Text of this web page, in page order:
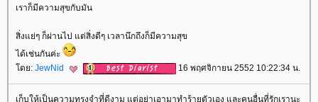
เราก็มีความสุขกับมัน
สิ่งแย่ๆ ก็ผ่านไป แต่สิ่งดีๆ เวลานึกถึงก็มีความสุข
ได้เช่นกันค่ะ
ดย: JewNid 16 พฤศจิกายน 2552 10:22:34 น.
เก็บให้เป็นความทรงจำที่ดีงาม แต่อย่าเอามาทำร้ายตัวเอง และคนอื่นที่รักเรานะ